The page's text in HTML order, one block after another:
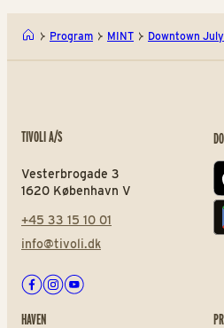
Program MINT Downtown July
TIVOLI A/S
Vesterbrogade 3
1620 København V
+45 33 15 10 01
info@tivoli.dk
Facebook
Instagram
Youtube
HAVEN